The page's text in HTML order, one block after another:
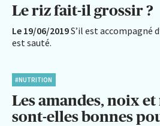
Le riz fait-il grossir ?
Le 19/06/2019S’il est accompagné
est sauté.
#NUTRITION
Les amandes, noix
sont-elles bonnes